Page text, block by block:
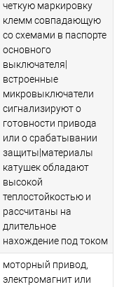
четкую маркировку
клемм совпадающую
со схемами в паспорте
основного
выключателя|
встроенные
микровыключатели
сигнализируют о
готовности привода
или о срабатывании
защиты|материалы
катушек обладают
высокой
теплостойкостью и
рассчитаны на
длительное
нахождение под током
моторный привод,
электромагнит или